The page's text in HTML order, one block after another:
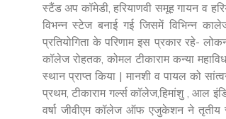
स्टैंड अप कॉमेडी, हरियाणवी समूह गायन व
विभन्न स्टेज बनाई गई जिसमें विभिन्न
प्रतियोगिता के परिणाम इस प्रकार रहे-
कॉलेज रोहतक, कोमल टीकाराम कन्या
स्थान प्राप्त किया | मानशी व पायल को
प्रथम, टीकाराम गर्ल्स कॉलेज,हिमांशु , आल
वर्षा जीवीएम कॉलेज ऑफ एजुकेशन ने तृतीय